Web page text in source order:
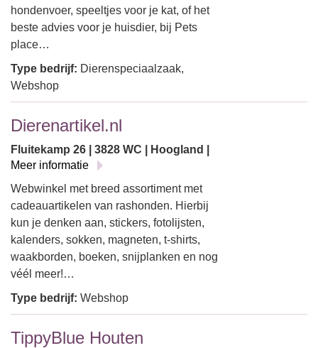
hondenvoer, speeltjes voor je kat, of het
beste advies voor je huisdier, bij Pets
place…
Type bedrijf: Dierenspeciaalzaak,
Webshop
Dierenartikel.nl
Fluitekamp 26 | 3828 WC | Hoogland |
Meer informatie
Webwinkel met breed assortiment met
cadeauartikelen van rashonden. Hierbij
kun je denken aan, stickers, fotolijsten,
kalenders, sokken, magneten, t-shirts,
waakborden, boeken, snijplanken en nog
véél meer!…
Type bedrijf: Webshop
TippyBlue Houten